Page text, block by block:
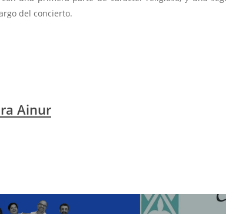
del concierto.
Ainur